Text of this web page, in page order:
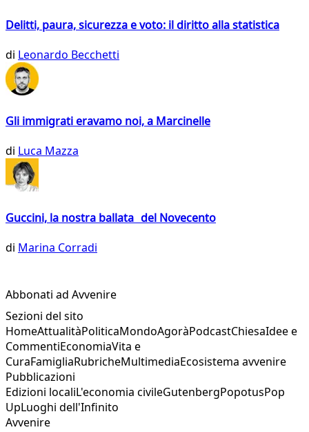
Delitti, paura, sicurezza e voto: il diritto alla statistica
di Leonardo Becchetti
Gli immigrati eravamo noi, a Marcinelle
di Luca Mazza
Guccini, la nostra ballata del Novecento
di Marina Corradi
Abbonati ad Avvenire
Sezioni del sito
HomeAttualitàPoliticaMondoAgoràPodcastChiesaIdee e
CommentiEconomiaVita e
CuraFamigliaRubricheMultimediaEcosistema avvenire
Pubblicazioni
Edizioni localiL'economia civileGutenbergPopotusPop
UpLuoghi dell'Infinito
Avvenire